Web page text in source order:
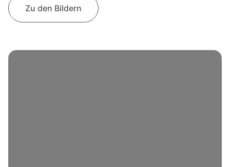
Zu den Bildern